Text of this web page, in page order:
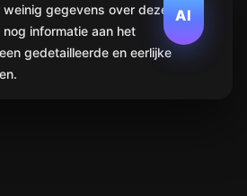
AI
gegevens over deze
informatie aan het
gedetailleerde en eerlijke